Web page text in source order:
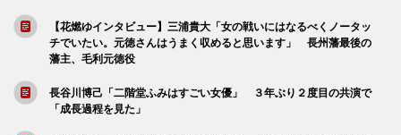
【花燃ゆインタビュー】三浦貴大「女の戦いにはなるべくノータッ
チでいたい。元徳さんはうまく収めると思います」 長州藩最後の
藩主、毛利元徳役
長谷川博己「二階堂ふみはすごい女優」 ３年ぶり２度目の共演で
「成長過程を見た」